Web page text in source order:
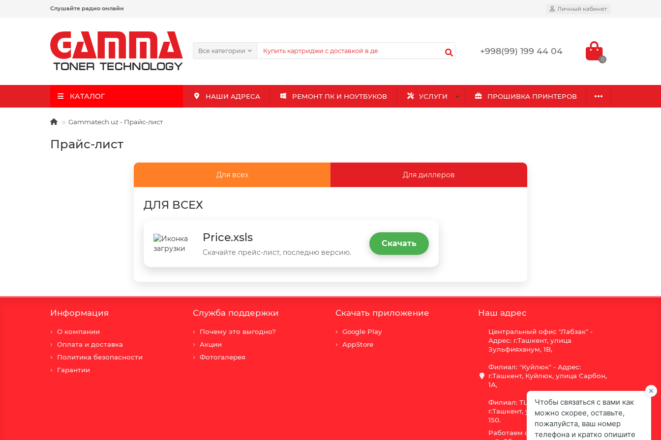
Слушайте радио онлайн Личный кабинет
Все категории +998(99) 199 44 04
0
КАТАЛОГ НАШИ АДРЕСА РЕМОНТ ПК И НОУТБУКОВ УСЛУГИ ПРОШИВКА ПРИНТЕРОВ
Gammatech.uz - Прайс-лист
Прайс-лист
Для всех Для диллеров
ДЛЯ ВСЕХ
Price.xsls
Скачайте прейс-лист, последню версию.
Скачать
Информация
О компании
Оплата и доставка
Политика безопасности
Гарантии
Служба поддержки
Почему это выгодно?
Акции
Фотогалерея
Скачать приложение
Google Play
AppStore
Наш адрес
Центральный офис "Лабзак" -
Адрес: г.Ташкент, улица
Зульфияханум, 1B,
Филиал: "Куйлюк" - Адрес:
г.Ташкент, Куйлюк, улица Сарбон,
1А,
Филиал: ТЦ "Vega" - Адрес:
г.Ташкент, улица Шота Руставели
150.
Работаем с 9:00 до 18:00,